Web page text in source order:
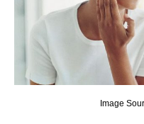
Image